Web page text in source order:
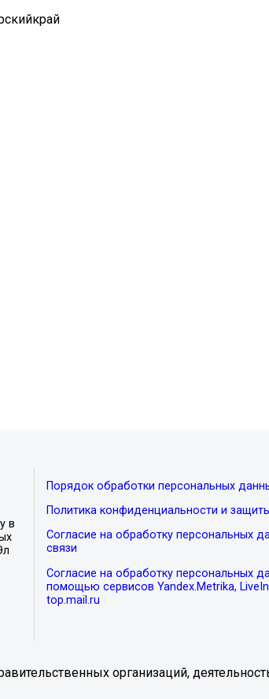
в
Порядок обработки персональных
Политика конфиденциальности и
Согласие на обработку персональных
связи
Согласие на обработку персональных
помощью сервисов Yandex.Metrika,
top.mail.ru
организаций,